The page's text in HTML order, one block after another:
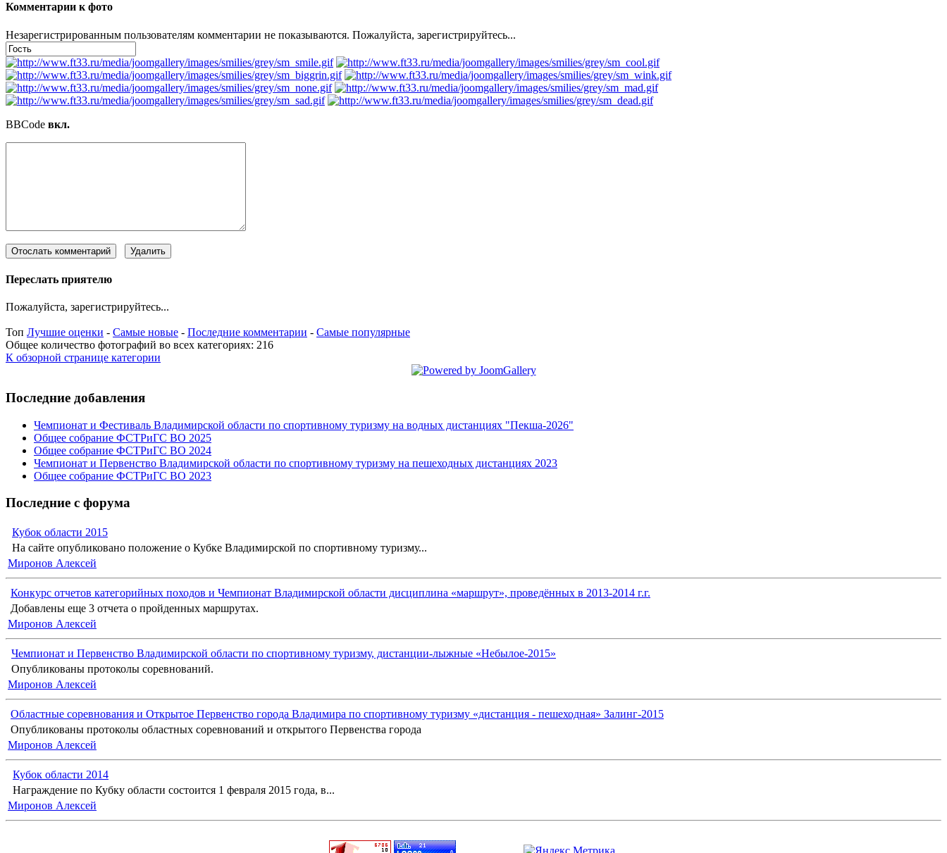
Комментарии к фото
Незарегистрированным пользователям комментарии не показываются. Пожалуйста, зарегистрируйтесь...
BBCode вкл.
Переслать приятелю
Пожалуйста, зарегистрируйтесь...
Топ Лучшие оценки - Самые новые - Последние комментарии - Самые популярные
Общее количество фотографий во всех категориях: 216
К обзорной странице категории
Последние добавления
Чемпионат и Фестиваль Владимирской области по спортивному туризму на водных дистанциях "Пекша-2026"
Общее собрание ФСТРиГС ВО 2025
Общее собрание ФСТРиГС ВО 2024
Чемпионат и Первенство Владимирской области по спортивному туризму на пешеходных дистанциях 2023
Общее собрание ФСТРиГС ВО 2023
Последние с форума
Кубок области 2015
На сайте опубликовано положение о Кубке Владимирской по спортивному туризму...
Миронов Алексей
Конкурс отчетов категорийных походов и Чемпионат Владимирской области дисциплина «маршрут», проведённых в 2013-2014 г.г.
Добавлены еще 3 отчета о пройденных маршрутах.
Миронов Алексей
Чемпионат и Первенство Владимирской области по спортивному туризму, дистанции-лыжные «Небылое-2015»
Опубликованы протоколы соревнований.
Миронов Алексей
Областные соревнования и Открытое Первенство города Владимира по спортивному туризму «дистанция - пешеходная» Залинг-2015
Опубликованы протоколы областных соревнований и открытого Первенства города
Миронов Алексей
Кубок области 2014
Награждение по Кубку области состоится 1 февраля 2015 года, в...
Миронов Алексей